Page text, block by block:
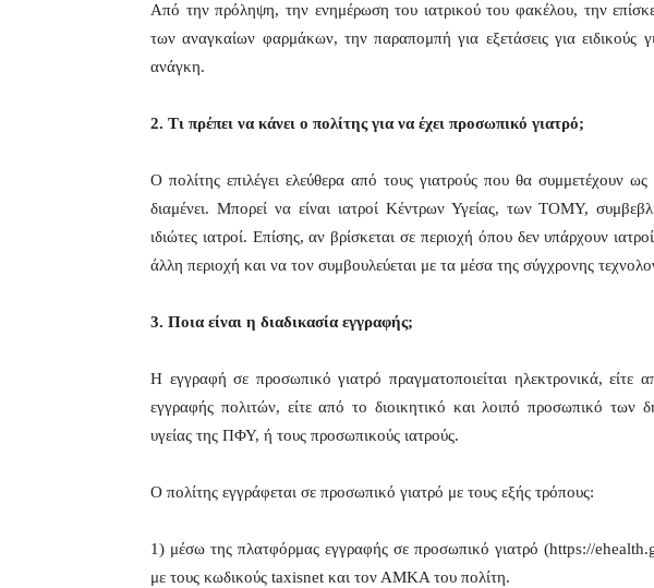
Από την πρόληψη, την ενημέρωση του ιατρικού του φακέλου, την
των αναγκαίων φαρμάκων, την παραπομπή για εξετάσεις για ειδικούς
ανάγκη.
2. Τι πρέπει να κάνει ο πολίτης για να έχει προσωπικό γιατρό;
Ο πολίτης επιλέγει ελεύθερα από τους γιατρούς που θα συμμετέχουν
διαμένει. Μπορεί να είναι ιατροί Κέντρων Υγείας, των ΤΟΜΥ,
ιδιώτες ιατροί. Επίσης, αν βρίσκεται σε περιοχή όπου δεν υπάρχουν
άλλη περιοχή και να τον συμβουλεύεται με τα μέσα της σύγχρονης
3. Ποια είναι η διαδικασία εγγραφής;
Η εγγραφή σε προσωπικό γιατρό πραγματοποιείται ηλεκτρονικά,
εγγραφής πολιτών, είτε από το διοικητικό και λοιπό προσωπικό των
υγείας της ΠΦΥ, ή τους προσωπικούς ιατρούς.
Ο πολίτης εγγράφεται σε προσωπικό γιατρό με τους εξής τρόπους:
1) μέσω της πλατφόρμας εγγραφής σε προσωπικό γιατρό (https://
με τους κωδικούς taxisnet και τον ΑΜΚΑ του πολίτη.